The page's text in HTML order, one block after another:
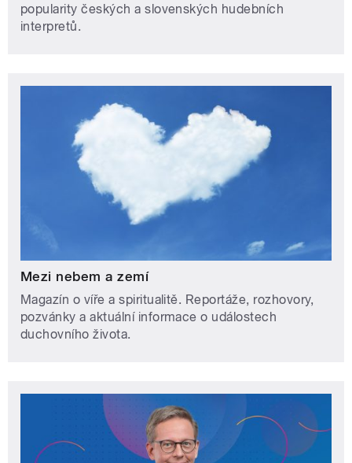
popularity českých a slovenských hudebních
interpretů.
Mezi nebem a zemí
Magazín o víře a spiritualitě. Reportáže, rozhovory,
pozvánky a aktuální informace o událostech
duchovního života.